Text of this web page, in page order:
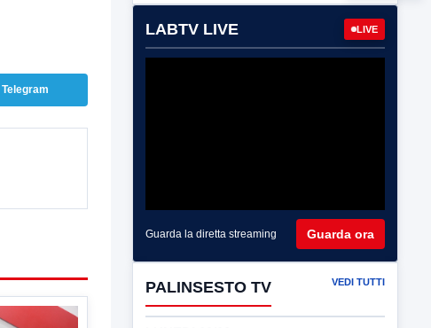
Telegram
LABTV LIVE LIVE
Guarda la diretta streaming Guarda ora
PALINSESTO TV VEDI TUTTI